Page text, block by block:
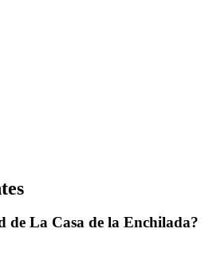
tes
de La Casa de la Enchilada?